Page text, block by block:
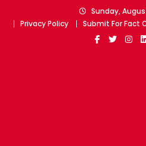
Sunday,
Privacy Policy
Submit For Fact